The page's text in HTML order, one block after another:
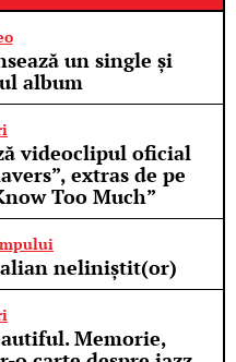
un single și
album
videoclipul oficial
extras de pe
Too Much”
neliniștit(or)
Memorie,